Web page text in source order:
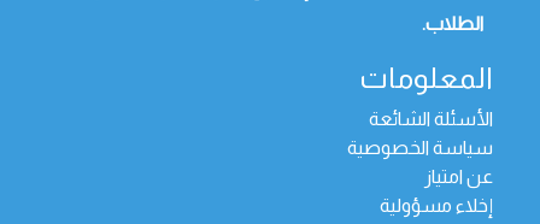
الطلاب.
المعلومات
الأسئلة الشائعة
سياسة الخصوصية
عن امتياز
إخلاء مسؤولية